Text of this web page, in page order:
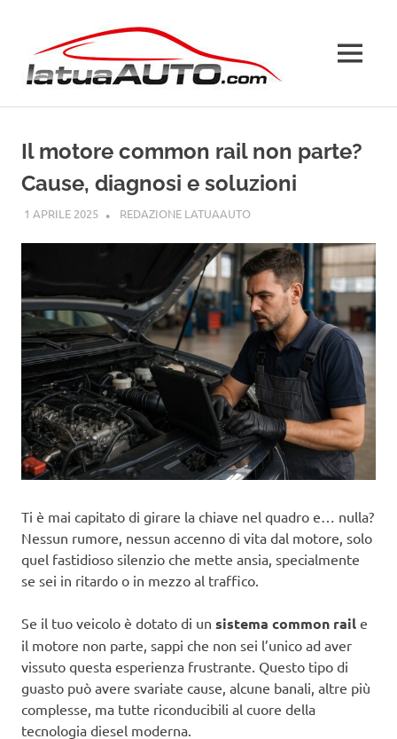
contenuto
MENU
Il motore common rail non parte?
Cause, diagnosi e soluzioni
1 APRILE 2025 REDAZIONE LATUAAUTOGUIDE
Ti è mai capitato di girare la chiave nel quadro e… nulla?
Nessun rumore, nessun accenno di vita dal motore, solo
quel fastidioso silenzio che mette ansia, specialmente
se sei in ritardo o in mezzo al traffico.
Se il tuo veicolo è dotato di un sistema common rail e
il motore non parte, sappi che non sei l’unico ad aver
vissuto questa esperienza frustrante. Questo tipo di
guasto può avere svariate cause, alcune banali, altre più
complesse, ma tutte riconducibili al cuore della
tecnologia diesel moderna.